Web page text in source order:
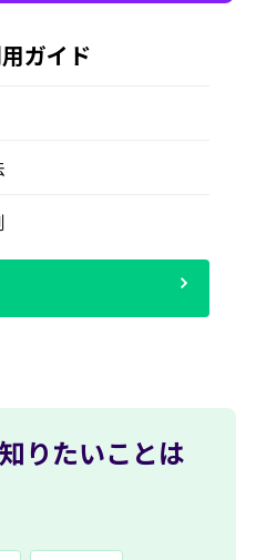
ガイド
りたいことは